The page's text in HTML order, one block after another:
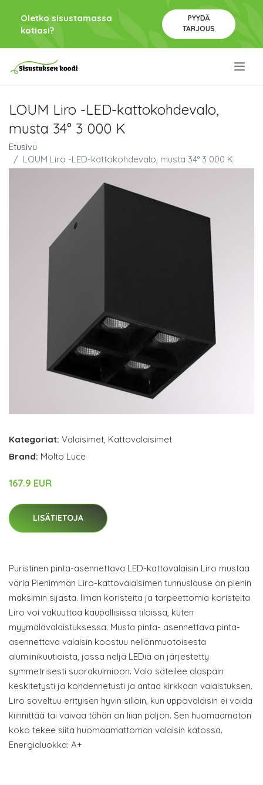
Oletko sisustamassa
kotiasi?
PYYDÄ
TARJOUS
LOUM Liro -LED-kattokohdevalo,
musta 34° 3 000 K
Etusivu
LOUM Liro -LED-kattokohdevalo, musta 34° 3 000 K
Kategoriat: Valaisimet, Kattovalaisimet
Brand: Molto Luce
167.9 EUR
LISÄTIETOJA
Puristinen pinta-asennettava LED-kattovalaisin Liro mustaa
väriä Pienimmän Liro-kattovalaisimen tunnuslause on pienin
maksimin sijasta. Ilman koristeita ja tarpeettomia koristeita
Liro voi vakuuttaa kaupallisissa tiloissa, kuten
myymälävalaistuksessa. Musta pinta- asennettava pinta-
asennettava valaisin koostuu neliönmuotoisesta
alumiinikuutioista, jossa neljä LEDiä on järjestetty
symmetrisesti suorakulmioon. Valo säteilee alaspäin
keskitetysti ja kohdennetusti ja antaa kirkkaan valaistuksen.
Liro soveltuu erityisen hyvin silloin, kun uppovalaisin ei voida
kiinnittää tai vaivaa tähän on liian paljon. Sen huomaamaton
koko tekee siitä huomaamattoman valaisin katossa.
Energialuokka: A+